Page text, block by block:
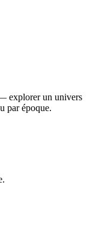
explorer un univers
par époque.